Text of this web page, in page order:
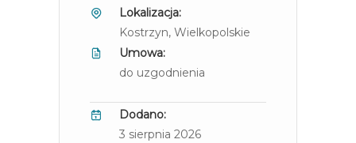
Lokalizacja:
Kostrzyn, Wielkopolskie
Umowa:
do uzgodnienia
Dodano:
3 sierpnia 2026